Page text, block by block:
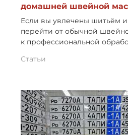
домашней швейной
Если вы увлечены шитьём и
перейти от обычной
к профессиональной
Статьи